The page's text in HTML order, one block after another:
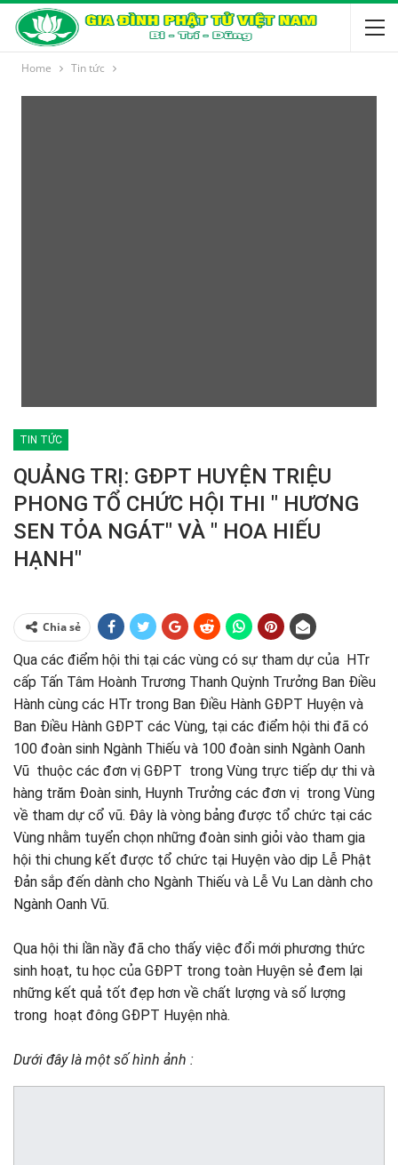
Home Tin tức
TIN TỨC
QUẢNG TRỊ: GĐPT HUYỆN TRIỆU
PHONG TỔ CHỨC HỘI THI " HƯƠNG
SEN TỎA NGÁT" VÀ " HOA HIẾU
HẠNH"
Chia sẻ
Qua các điểm hội thi tại các vùng có sự tham dự của HTr
cấp Tấn Tâm Hoành Trương Thanh Quỳnh Trưởng Ban Điều
Hành cùng các HTr trong Ban Điều Hành GĐPT Huyện và
Ban Điều Hành GĐPT các Vùng, tại các điểm hội thi đã có
100 đoàn sinh Ngành Thiếu và 100 đoàn sinh Ngành Oanh
Vũ thuộc các đơn vị GĐPT trong Vùng trực tiếp dự thi và
hàng trăm Đoàn sinh, Huynh Trưởng các đơn vị trong Vùng
về tham dự cổ vũ. Đây là vòng bảng được tổ chức tại các
Vùng nhằm tuyển chọn những đoàn sinh giỏi vào tham gia
hội thi chung kết được tổ chức tại Huyện vào dịp Lễ Phật
Đản sắp đến dành cho Ngành Thiếu và Lễ Vu Lan dành cho
Ngành Oanh Vũ.
Qua hội thi lần nầy đã cho thấy việc đổi mới phương thức
sinh hoạt, tu học của GĐPT trong toàn Huyện sẻ đem lại
những kết quả tốt đẹp hơn về chất lượng và số lượng
trong hoạt đông GĐPT Huyện nhà.
Dưới đây là một số hình ảnh :